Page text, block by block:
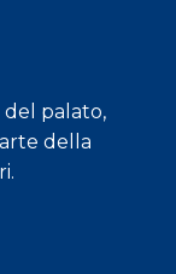
palato,
della